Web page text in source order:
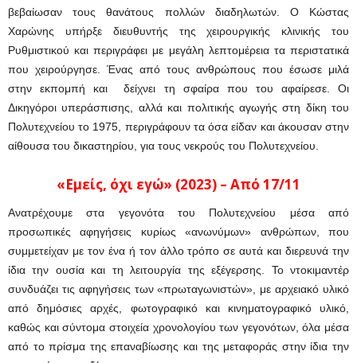
βεβαίωσαν τους θανάτους πολλών διαδηλωτών. Ο Κώστας
Χαρώνης υπήρξε διευθυντής της χειρουργικής κλινικής του
Ρυθμιστικού και περιγράφει με μεγάλη λεπτομέρεια τα περιστατικά
που χειρούργησε. Ένας από τους ανθρώπους που έσωσε μιλά
στην εκπομπή και δείχνει τη σφαίρα που του αφαίρεσε. Οι
Δικηγόροι υπεράσπισης, αλλά και πολιτικής αγωγής στη δίκη του
Πολυτεχνείου το 1975, περιγράφουν τα όσα είδαν και άκουσαν στην
αίθουσα του δικαστηρίου, για τους νεκρούς του Πολυτεχνείου.
«Εμείς, όχι εγώ» (2023) – Από 17/11
Ανατρέχουμε στα γεγονότα του Πολυτεχνείου μέσα από
προσωπικές αφηγήσεις κυρίως «ανωνύμων» ανθρώπων, που
συμμετείχαν με τον ένα ή τον άλλο τρόπο σε αυτά και διερευνά την
ίδια την ουσία και τη λειτουργία της εξέγερσης. Το ντοκιμαντέρ
συνδυάζει τις αφηγήσεις των «πρωταγωνιστών», με αρχειακό υλικό
από δημόσιες αρχές, φωτογραφικό και κινηματογραφικό υλικό,
καθώς και σύντομα στοιχεία χρονολογίου των γεγονότων, όλα μέσα
από το πρίσμα της επαναβίωσης και της μεταφοράς στην ίδια την